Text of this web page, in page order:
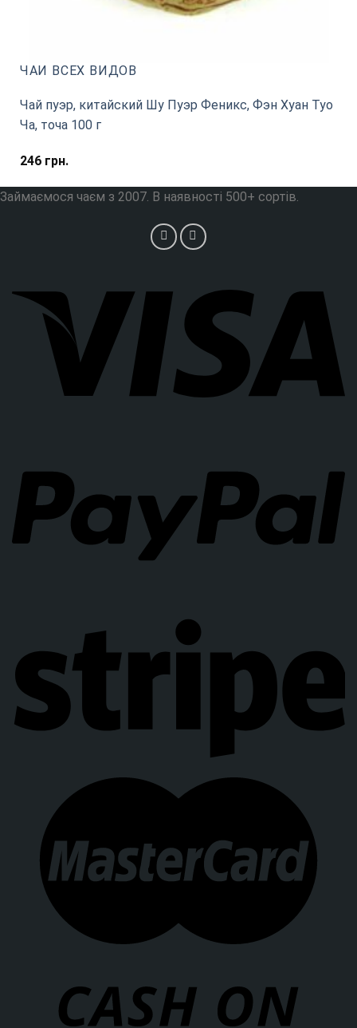
ЧАИ ВСЕХ ВИДОВ
Чай пуэр, китайский Шу Пуэр Феникс, Фэн Хуан Туо
Ча, точа 100 г
246грн.
Займаємося чаєм з 2007. В наявності 500+ сортів.